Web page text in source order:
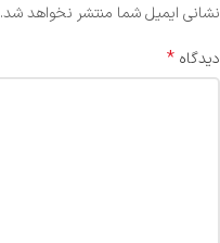
نشانی ایمیل شما منتشر نخواهد شد.
دیدگاه *